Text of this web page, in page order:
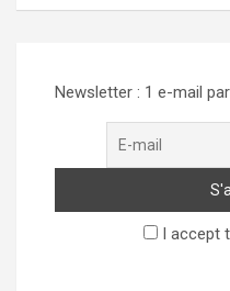
Newsletter : 1 e-mail
I accept